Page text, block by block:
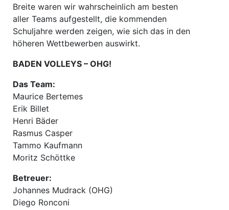
Breite waren wir wahrscheinlich am besten
aller Teams aufgestellt, die kommenden
Schuljahre werden zeigen, wie sich das in den
höheren Wettbewerben auswirkt.
BADEN VOLLEYS – OHG!
Das Team:
Maurice Bertemes
Erik Billet
Henri Bäder
Rasmus Casper
Tammo Kaufmann
Moritz Schöttke
Betreuer:
Johannes Mudrack (OHG)
Diego Ronconi